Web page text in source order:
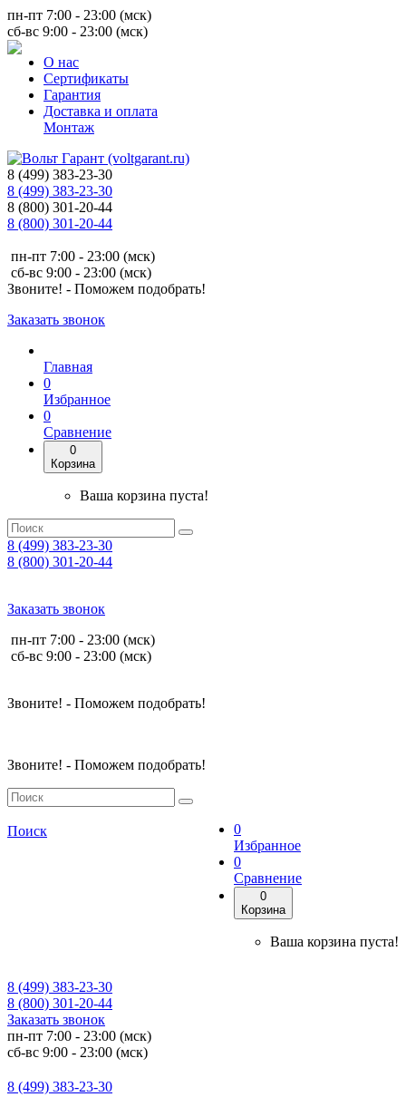
пн-пт 7:00 - 23:00 (мск)
сб-вс 9:00 - 23:00 (мск)
О нас
Сертификаты
Гарантия
Доставка и оплата
Монтаж
8 (499) 383-23-30
8 (499) 383-23-30
8 (800) 301-20-44
8 (800) 301-20-44
пн-пт 7:00 - 23:00 (мск)
сб-вс 9:00 - 23:00 (мск)
Звоните! - Поможем подобрать!
Заказать звонок
Главная
0
Избранное
0
Сравнение
0
Корзина
Ваша корзина пуста!
8 (499) 383-23-30
8 (800) 301-20-44
Заказать звонок
пн-пт 7:00 - 23:00 (мск)
сб-вс 9:00 - 23:00 (мск)
Звоните! - Поможем подобрать!
Звоните! - Поможем подобрать!
0
Избранное
0
Сравнение
0
Корзина
Ваша корзина пуста!
Поиск
8 (499) 383-23-30
8 (800) 301-20-44
Заказать звонок
пн-пт 7:00 - 23:00 (мск)
сб-вс 9:00 - 23:00 (мск)
8 (499) 383-23-30